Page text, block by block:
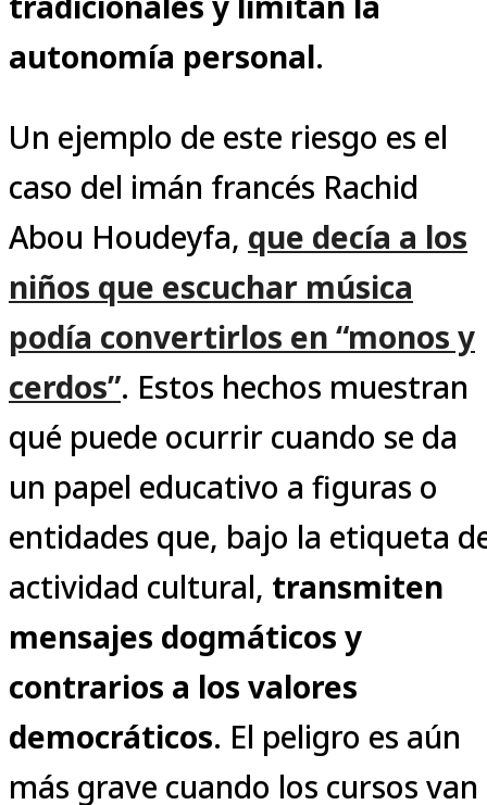
autonomía personal.
Un ejemplo de este riesgo es el
caso del imán francés Rachid
Abou Houdeyfa, que decía a los
niños que escuchar música
podía convertirlos en “monos y
cerdos”. Estos hechos muestran
qué puede ocurrir cuando se da
un papel educativo a figuras o
entidades que, bajo la etiqueta
actividad cultural, transmiten
mensajes dogmáticos y
contrarios a los valores
democráticos. El peligro es aún
más grave cuando los cursos van